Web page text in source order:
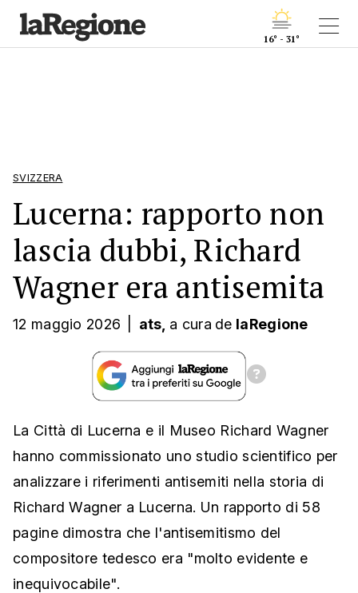
16° - 31°
SVIZZERA
Lucerna: rapporto non
lascia dubbi, Richard
Wagner era antisemita
12 maggio 2026 ats, a cura de laRegione
La Città di Lucerna e il Museo Richard Wagner
hanno commissionato uno studio scientifico per
analizzare i riferimenti antisemiti nella storia di
Richard Wagner a Lucerna. Un rapporto di 58
pagine dimostra che l'antisemitismo del
compositore tedesco era "molto evidente e
inequivocabile".